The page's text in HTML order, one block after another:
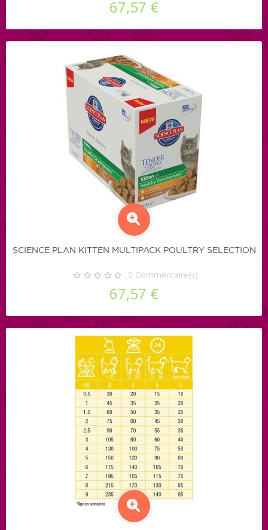
67,57 €
SCIENCE PLAN KITTEN MULTIPACK POULTRY SELECTION
0 Commentaire(s)
67,57 €